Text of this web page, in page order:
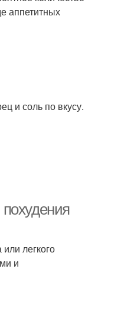
аппетитных
и соль по вкусу.
легкого
и